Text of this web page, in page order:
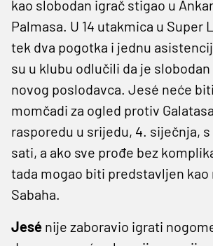
kao slobodan igrač stigao u
Palmasa. U 14 utakmica u Super
tek dva pogotka i jednu
su u klubu odlučili da je
novog poslodavca. Jesé neće
momčadi za ogled protiv
rasporedu u srijedu, 4. siječnja,
sati, a ako sve prođe bez
tada mogao biti predstavljen kao
Sabaha.
Jesé nije zaboravio igrati